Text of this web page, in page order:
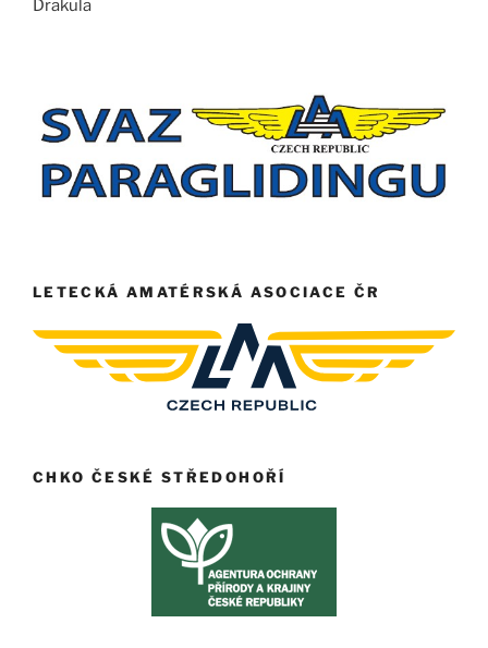
Drakula
LETECKÁ AMATÉRSKÁ ASOCIACE ČR
CHKO ČESKÉ STŘEDOHOŘÍ